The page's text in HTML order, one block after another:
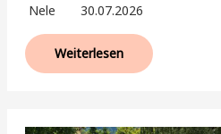
Nele 30.07.2026
Weiterlesen